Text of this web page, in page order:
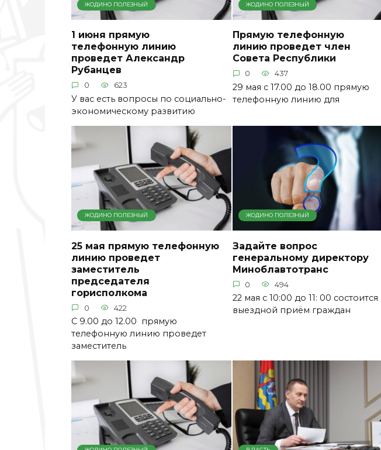
ЖОДИНО ПОЛЕЗНЫЙ
1 июня прямую
телефонную линию
проведет Александр
Рубанцев
0 623
У вас есть вопросы по социально-
экономическому развитию
ЖОДИНО ПОЛЕЗНЫЙ
Прямую телефонную
линию проведет член
Совета Республики
0 437
29 мая с 17.00 до 18.00 прямую
телефонную линию для
ЖОДИНО ПОЛЕЗНЫЙ
25 мая прямую телефонную
линию проведет
заместитель
председателя
горисполкома
0 422
С 9.00 до 12.00 прямую
телефонную линию проведет
заместитель
ЖОДИНО ПОЛЕЗНЫЙ
Задайте вопрос
генеральному директору
Миноблавтотранс
0 494
22 мая с 10:00 до 11: 00 состоится
выездной приём граждан